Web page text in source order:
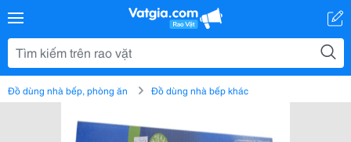
Đồ dùng nhà bếp, phòng ăn Đồ dùng nhà bếp khác